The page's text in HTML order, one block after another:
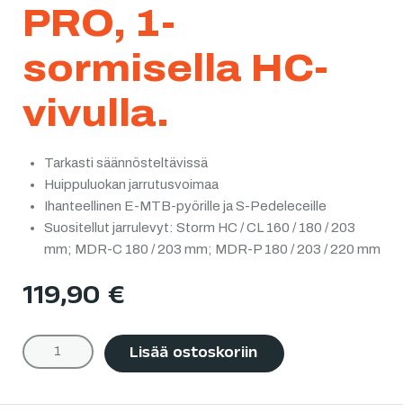
PRO, 1-
sormisella HC-
vivulla.
Tarkasti säännösteltävissä
Huippuluokan jarrutusvoimaa
Ihanteellinen E-MTB-pyörille ja S-Pedeleceille
Suositellut jarrulevyt: Storm HC / CL 160 / 180 / 203
mm; MDR-C 180 / 203 mm; MDR-P 180 / 203 / 220 mm
119,90 €
Lisää ostoskoriin